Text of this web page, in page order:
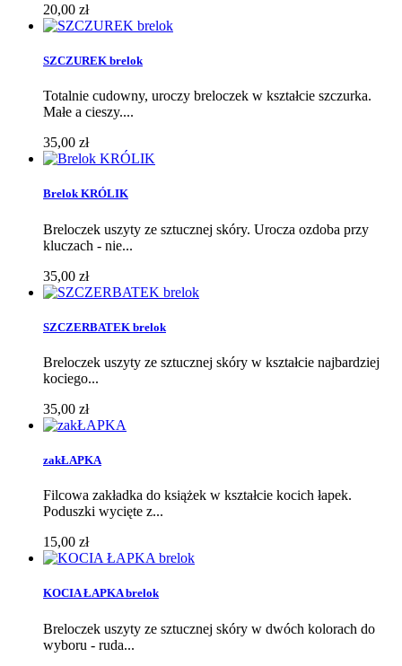
20,00 zł
SZCZUREK brelok
Totalnie cudowny, uroczy breloczek w kształcie szczurka.
Małe a cieszy....
35,00 zł
Brelok KRÓLIK
Breloczek uszyty ze sztucznej skóry. Urocza ozdoba przy
kluczach - nie...
35,00 zł
SZCZERBATEK brelok
Breloczek uszyty ze sztucznej skóry w kształcie najbardziej
kociego...
35,00 zł
zakŁAPKA
Filcowa zakładka do książek w kształcie kocich łapek.
Poduszki wycięte z...
15,00 zł
KOCIA ŁAPKA brelok
Breloczek uszyty ze sztucznej skóry w dwóch kolorach do
wyboru - ruda...